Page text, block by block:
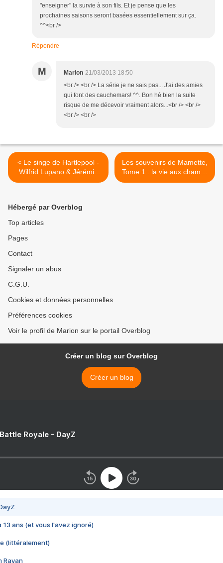
"enseigner" la survie à son fils. Et je pense que les
prochaines saisons seront basées essentiellement sur ça.
^^<br />
Répondre
M Marion 21/03/2013 18:50
<br /> <br /> La série je ne sais pas... J'ai des amies
qui font des cauchemars! ^^. Bon hé bien la suite
risque de me décevoir vraiment alors...<br /> <br />
<br /> <br />
< Le singe de Hartlepool -
Wilfrid Lupano & Jérémie
Moreau
Les souvenirs de Mamette,
Tome 1 : la vie aux champs
- Nob >
Hébergé par Overblog
Top articles
Pages
Contact
Signaler un abus
C.G.U.
Cookies et données personnelles
Préférences cookies
Voir le profil de Marion sur le portail Overblog
Créer un blog sur Overblog
Créer un blog
Royale - DayZ
13 ans (et vous l'avez ignoré)
(littéralement)
Rayan